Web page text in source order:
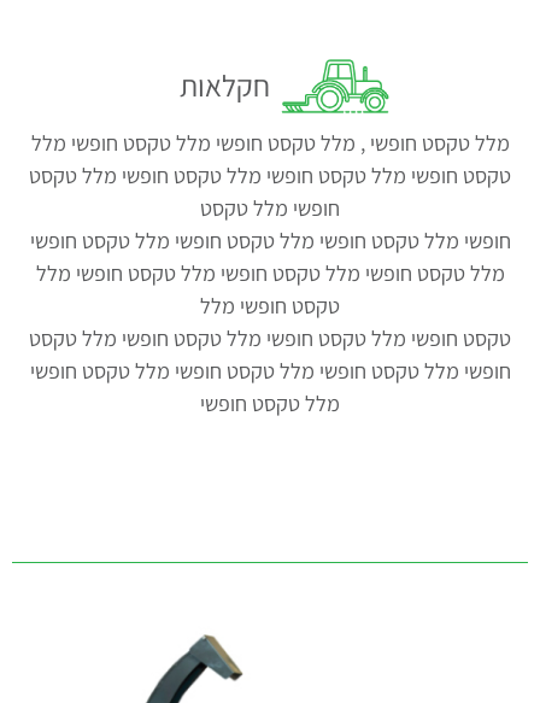
חקלאות
מלל טקסט חופשי , מלל טקסט חופשי מלל טקסט חופשי מלל
טקסט חופשי מלל טקסט חופשי מלל טקסט חופשי מלל טקסט
חופשי מלל טקסט
חופשי מלל טקסט חופשי מלל טקסט חופשי מלל טקסט חופשי
מלל טקסט חופשי מלל טקסט חופשי מלל טקסט חופשי מלל
טקסט חופשי מלל
טקסט חופשי מלל טקסט חופשי מלל טקסט חופשי מלל טקסט
חופשי מלל טקסט חופשי מלל טקסט חופשי מלל טקסט חופשי
מלל טקסט חופשי